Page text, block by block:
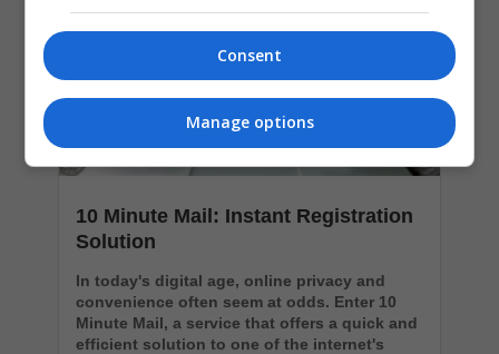
10 Minute Mail: Instant Registration
Solution
In today's digital age, online privacy and
convenience often seem at odds. Enter 10
Minute Mail, a service that offers a quick and
efficient solution to one of the internet's
Consent
Manage options